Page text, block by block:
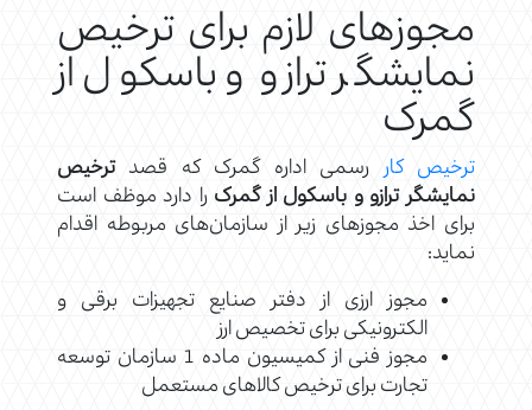
مجوزهای لازم برای ترخیص
نمایشگر ترازو و باسکول از
گمرک
ترخیص کاررسمی اداره گمرک که قصدترخیص
نمایشگر ترازو و باسکول از گمرک را دارد موظف است
برای اخذ مجوزهای زیر از سازمان‌های مربوطه اقدام
نماید:
مجوز ارزی از دفتر صنایع تجهیزات برقی و
الکترونیکی برای تخصیص ارز
مجوز فنی از کمیسیون ماده 1 سازمان توسعه
تجارت برای ترخیص کالاهای مستعمل